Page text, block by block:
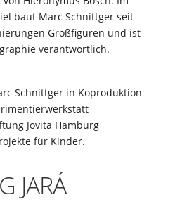
baut Marc Schnittger seit
Großfiguren und ist
verantwortlich.
Schnittger in Koproduktion
Jovita Hamburg
für Kinder.
JARÁ